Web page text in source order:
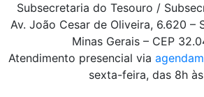
Subsecretaria do Tesouro /
Av. João Cesar de Oliveira, 6.620 –
Minas Gerais – CEP
Atendimento presencial via
sexta-feira, das 8h